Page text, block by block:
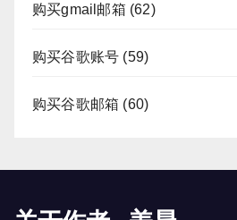
购买gmail邮箱 (62)
购买谷歌账号 (59)
购买谷歌邮箱 (60)